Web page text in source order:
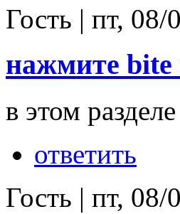
Гость | пт, 08/
нажмите bite
в этом разделе
ответить
Гость | пт, 08/